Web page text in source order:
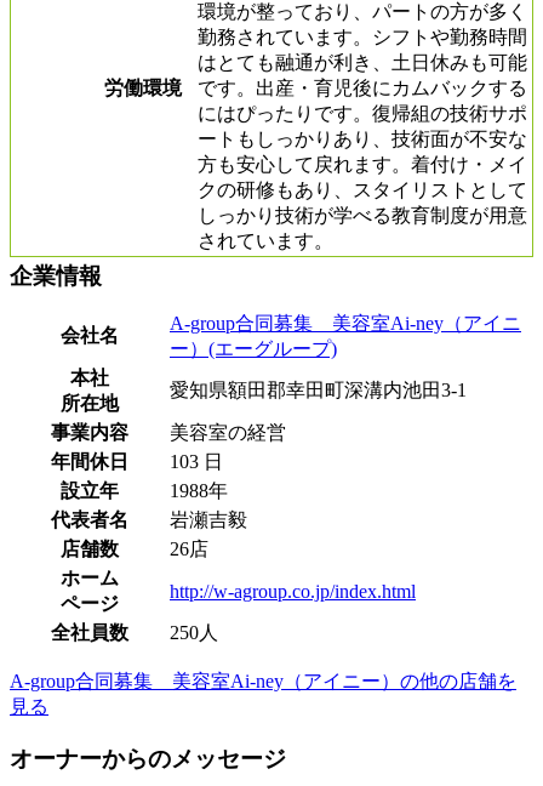
労働環境
環境が整っており、パートの方が多く
勤務されています。シフトや勤務時間
はとても融通が利き、土日休みも可能
です。出産・育児後にカムバックする
にはぴったりです。復帰組の技術サポ
ートもしっかりあり、技術面が不安な
方も安心して戻れます。着付け・メイ
クの研修もあり、スタイリストとして
しっかり技術が学べる教育制度が用意
されています。
企業情報
会社名
A-group合同募集 美容室Ai-ney（アイニ
ー）(エーグループ)
本社
所在地
愛知県額田郡幸田町深溝内池田3-1
事業内容
美容室の経営
年間休日
103 日
設立年
1988年
代表者名
岩瀬吉毅
店舗数
26店
ホーム
ページ
http://w-agroup.co.jp/index.html
全社員数
250人
A-group合同募集 美容室Ai-ney（アイニー）の他の店舗を
見る
オーナーからのメッセージ